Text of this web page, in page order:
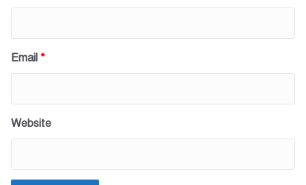
Email *
Website